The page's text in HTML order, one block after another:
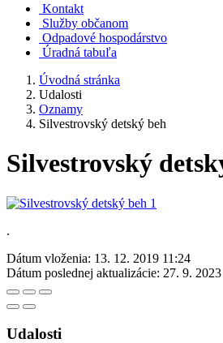
Kontakt
Služby občanom
Odpadové hospodárstvo
Úradná tabuľa
Úvodná stránka
Udalosti
Oznamy
Silvestrovský detský beh
Silvestrovský
.
Dátum vloženia: 13. 12. 2019 11:24
Dátum poslednej aktualizácie: 27. 9.
Udalosti